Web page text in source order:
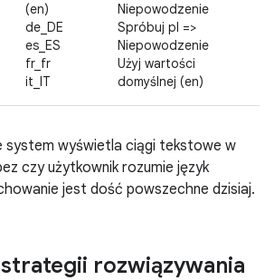
(en)
de_DE
es_ES
fr_fr
it_IT
Niepowodzenie
Spróbuj pl =>
Niepowodzenie
Użyj wartości
domyślnej (en)
system wyświetla ciągi tekstowe w
czy użytkownik rozumie język
jest dość powszechne dzisiaj.
rozwiązywania